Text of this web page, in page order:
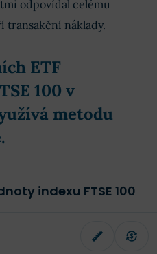
odpovídal celému
transakční náklady.
ETF
100 v
metodu
.
indexu FTSE 100